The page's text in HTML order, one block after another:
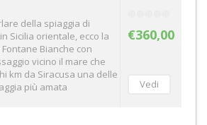
€360,00
della spiaggia di
Sicilia orientale, ecco la
Bianche con
vicino il mare che
km da Siracusa una delle
più amata